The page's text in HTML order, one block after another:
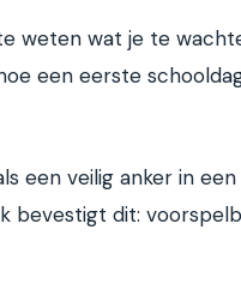
weten wat je te
een eerste
een veilig anker in
bevestigt dit: